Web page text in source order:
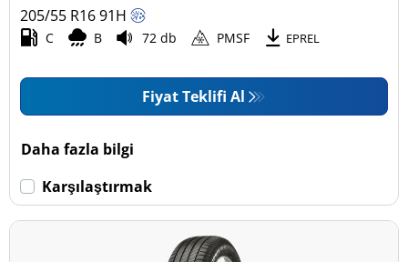
205/55 R1691H
C B 72 db PMSF EPREL
Fiyat Teklifi Al
Daha fazla bilgi
Karşılaştırmak